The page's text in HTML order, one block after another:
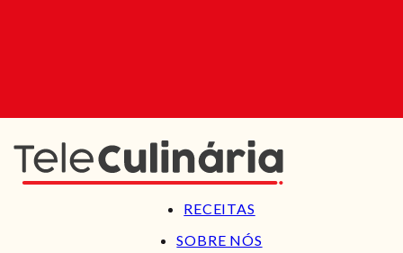
RECEITAS
SOBRE NÓS